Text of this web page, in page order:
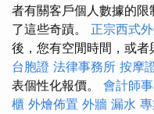
者有關客戶個人數據的
了這些奇蹟。 正宗西式
後，您有空閒時間，或者
台胞證 法律事務所 按摩
表個性化報價。 會計師
櫃 外燴佈置 外牆 漏水